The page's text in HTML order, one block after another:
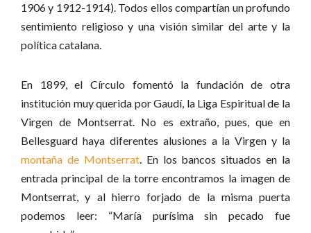
1906 y 1912-1914). Todos ellos compartían un profundo
sentimiento religioso y una visión similar del arte y la
política catalana.
En 1899, el Círculo fomentó la fundación de otra
institución muy querida por Gaudí, la Liga Espiritual de la
Virgen de Montserrat. No es extraño, pues, que en
Bellesguard haya diferentes alusiones a la Virgen y la
montaña de Montserrat. En los bancos situados en la
entrada principal de la torre encontramos la imagen de
Montserrat, y al hierro forjado de la misma puerta
podemos leer: “María purísima sin pecado fue